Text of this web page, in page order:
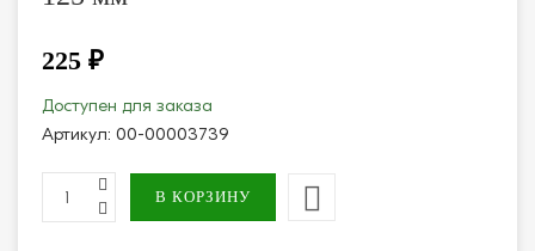
225 ₽
Доступен для заказа
Артикул: 00-00003739